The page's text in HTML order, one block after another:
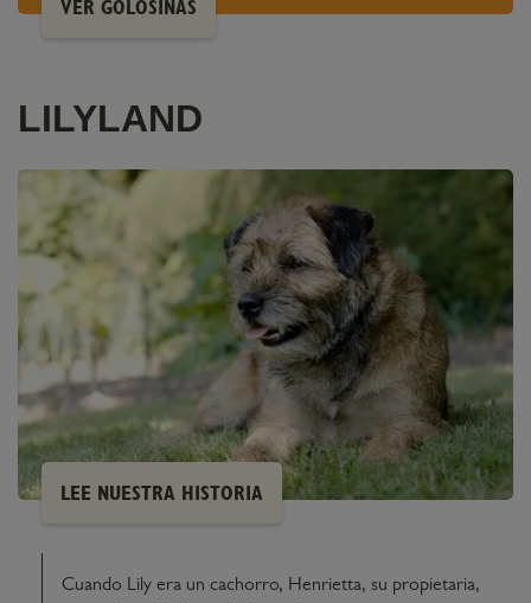
VER GOLOSINAS
LILYLAND
LEE NUESTRA HISTORIA
Cuando Lily era un cachorro, Henrietta, su propietaria,